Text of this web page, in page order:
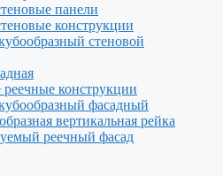
панели
конструкции
стеновой
конструкции
фасадный
вертикальная рейка
реечный фасад